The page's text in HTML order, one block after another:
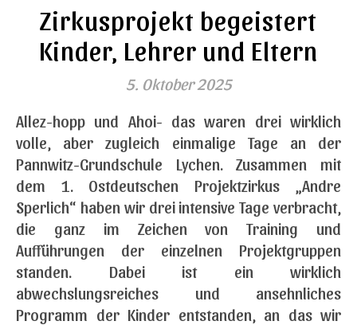
Zirkusprojekt begeistert
Kinder, Lehrer und Eltern
5. Oktober 2025
Allez-hopp und Ahoi- das waren drei wirklich
volle, aber zugleich einmalige Tage an der
Pannwitz-Grundschule Lychen. Zusammen mit
dem 1. Ostdeutschen Projektzirkus „Andre
Sperlich“ haben wir drei intensive Tage verbracht,
die ganz im Zeichen von Training und
Aufführungen der einzelnen Projektgruppen
standen. Dabei ist ein wirklich
abwechslungsreiches und ansehnliches
Programm der Kinder entstanden, an das wir